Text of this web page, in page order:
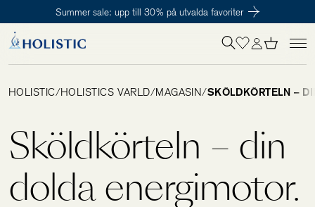
Summer sale: upp till 30% på utvalda favoriter
Tillagd i varukorgen Till kassan
För att påbörja en prenumeration hos oss så behöver du vara medlem i
Holistic Club. Det är helt kostnadsfritt.
HOLISTIC/HOLISTICS VÄRLD/MAGASIN/SKÖLDKÖRTELN –
Sköldkörteln – din
dolda energimotor.